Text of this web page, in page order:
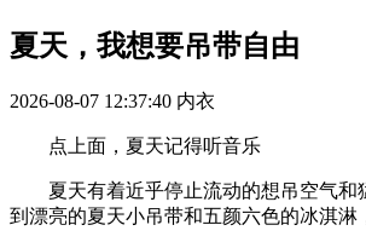
夏天，我想要吊带自由
2026-08-07 12:37:40 内衣
点上面，夏天记得听音乐
夏天有着近乎停止流动的想吊空气和
到漂亮的夏天小吊带和五颜六色的冰淇淋